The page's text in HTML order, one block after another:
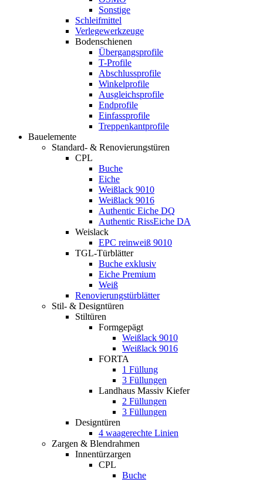
Sonstige
Schleifmittel
Verlegewerkzeuge
Bodenschienen
Übergangsprofile
T-Profile
Abschlussprofile
Winkelprofile
Ausgleichsprofile
Endprofile
Einfassprofile
Treppenkantprofile
Bauelemente
Standard- & Renovierungstüren
CPL
Buche
Eiche
Weißlack 9010
Weißlack 9016
Authentic Eiche DQ
Authentic RissEiche DA
Weislack
EPC reinweiß 9010
TGL-Türblätter
Buche exklusiv
Eiche Premium
Weiß
Renovierungstürblätter
Stil- & Designtüren
Stiltüren
Formgepägt
Weißlack 9010
Weißlack 9016
FORTA
1 Füllung
3 Füllungen
Landhaus Massiv Kiefer
2 Füllungen
3 Füllungen
Designtüren
4 waagerechte Linien
Zargen & Blendrahmen
Innentürzargen
CPL
Buche